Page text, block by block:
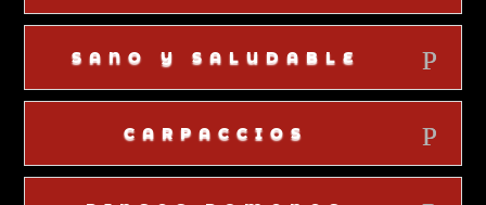
SANO Y SALUDABLE
CARPACCIOS